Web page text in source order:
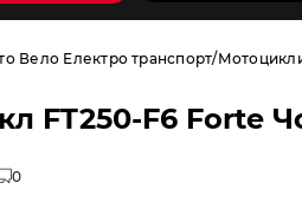
Вело Електро транспорт
FT250-F6 Forte
0